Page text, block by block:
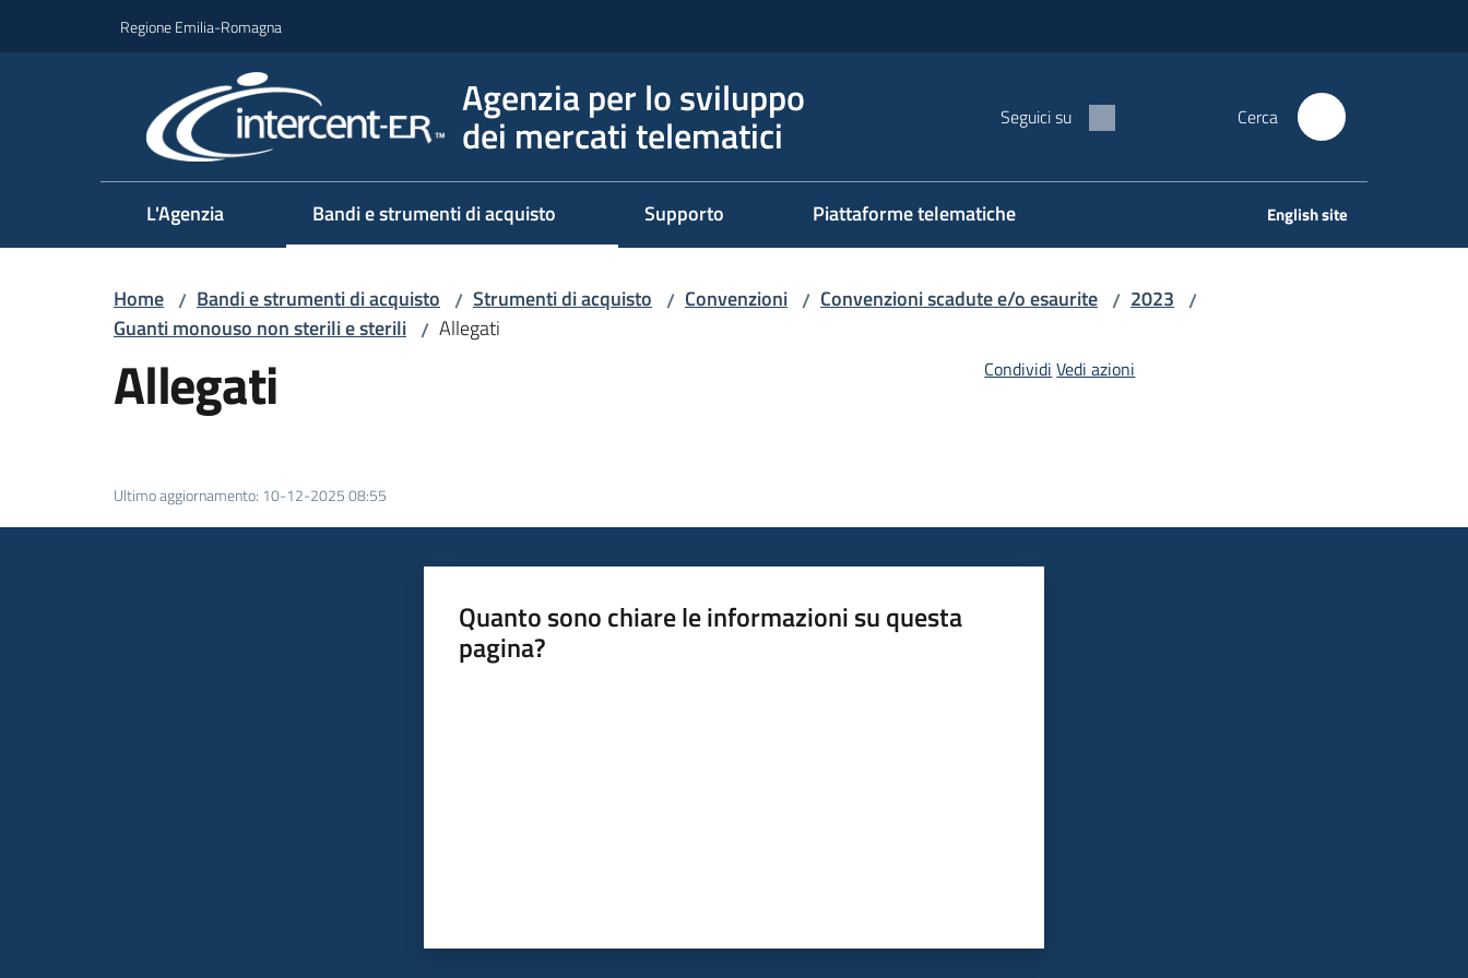
Regione Emilia-Romagna
Agenzia per lo sviluppo
dei mercati telematici Seguici su Cerca
L'Agenzia Bandi e strumenti di acquisto Supporto Piattaforme telematiche English site
Home / Bandi e strumenti di acquisto / Strumenti di acquisto / Convenzioni / Convenzioni scadute e/o esaurite / 2023 /
Guanti monouso non sterili e sterili / Allegati
Allegati Condividi Vedi azioni
Ultimo aggiornamento: 10-12-2025 08:55
Quanto sono chiare le informazioni su questa
pagina?